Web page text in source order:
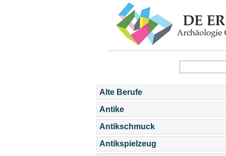
Alte Berufe
Antike
Antikschmuck
Antikspielzeug